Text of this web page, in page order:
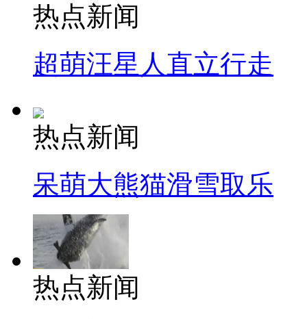
热点新闻
超萌汪星人直立行走
热点新闻
呆萌大熊猫滑雪取乐
热点新闻